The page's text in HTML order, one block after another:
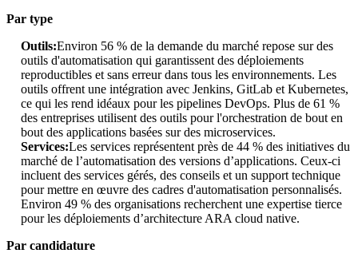
Par type
Outils:Environ 56 % de la demande du marché repose sur des
outils d'automatisation qui garantissent des déploiements
reproductibles et sans erreur dans tous les environnements. Les
outils offrent une intégration avec Jenkins, GitLab et Kubernetes,
ce qui les rend idéaux pour les pipelines DevOps. Plus de 61 %
des entreprises utilisent des outils pour l'orchestration de bout en
bout des applications basées sur des microservices.
Services:Les services représentent près de 44 % des initiatives du
marché de l’automatisation des versions d’applications. Ceux-ci
incluent des services gérés, des conseils et un support technique
pour mettre en œuvre des cadres d'automatisation personnalisés.
Environ 49 % des organisations recherchent une expertise tierce
pour les déploiements d’architecture ARA cloud native.
Par candidature